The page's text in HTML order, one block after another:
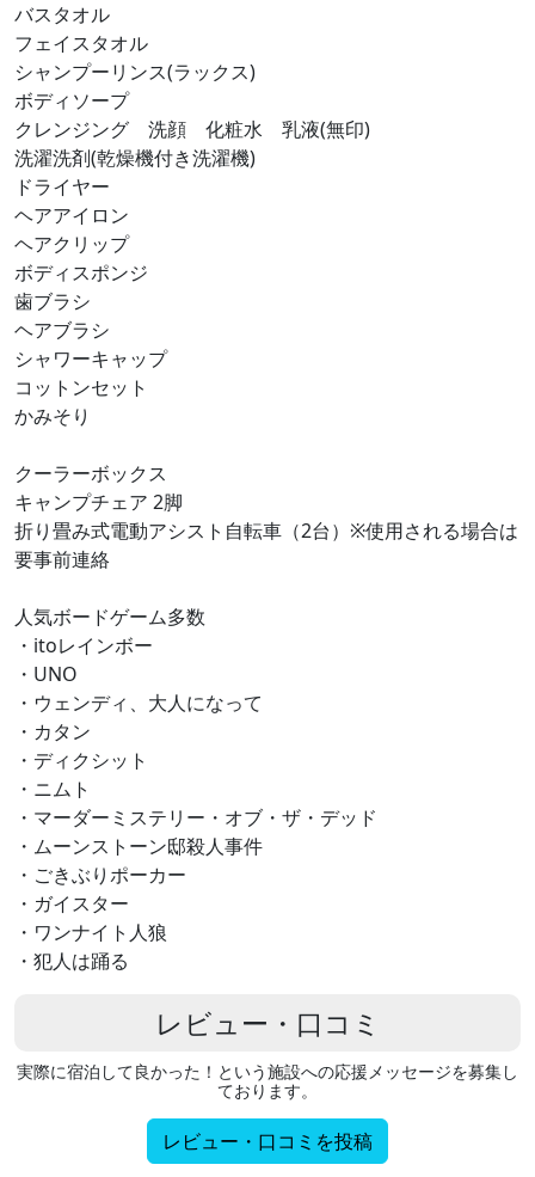
バスタオル
フェイスタオル
シャンプーリンス(ラックス)
ボディソープ
クレンジング 洗顔 化粧水 乳液(無印)
洗濯洗剤(乾燥機付き洗濯機)
ドライヤー
ヘアアイロン
ヘアクリップ
ボディスポンジ
歯ブラシ
ヘアブラシ
シャワーキャップ
コットンセット
かみそり
クーラーボックス
キャンプチェア 2脚
折り畳み式電動アシスト自転車（2台）※使用される場合は
要事前連絡
人気ボードゲーム多数
・itoレインボー
・UNO
・ウェンディ、大人になって
・カタン
・ディクシット
・ニムト
・マーダーミステリー・オブ・ザ・デッド
・ムーンストーン邸殺人事件
・ごきぶりポーカー
・ガイスター
・ワンナイト人狼
・犯人は踊る
レビュー・口コミ
実際に宿泊して良かった！という施設への応援メッセージを募集し
ております。
レビュー・口コミを投稿